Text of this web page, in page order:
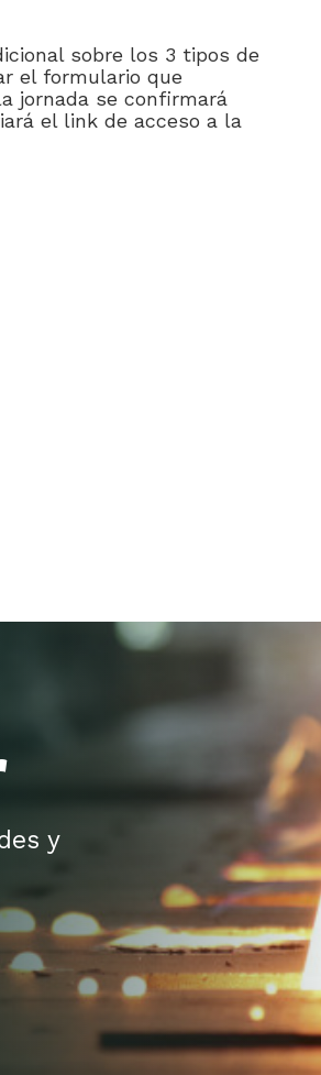
sobre los 3 tipos de
el formulario que
jornada se confirmará
el link de acceso a la
y